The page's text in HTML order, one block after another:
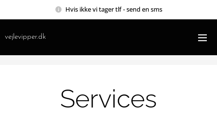
Hvis ikke vi tager tlf - send en sms
vejlevipper.dk
Services